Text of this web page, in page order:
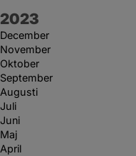
År:
2023
December
November
Oktober
September
Augusti
Juli
Juni
Maj
April